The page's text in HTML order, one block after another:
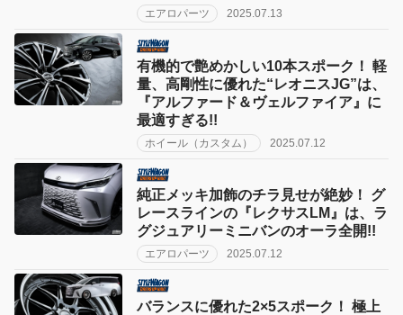
エアロパーツ 2025.07.13
有機的で艶めかしい10本スポーク！ 軽
量、高剛性に優れた“レオニスJG”は、
『アルファード＆ヴェルファイア』に
最適すぎる!!
ホイール（カスタム） 2025.07.12
純正メッキ加飾のチラ見せが絶妙！ グ
レースラインの『レクサスLM』は、ラ
グジュアリーミニバンのオーラ全開!!
エアロパーツ 2025.07.12
バランスに優れた2×5スポーク！ 極上